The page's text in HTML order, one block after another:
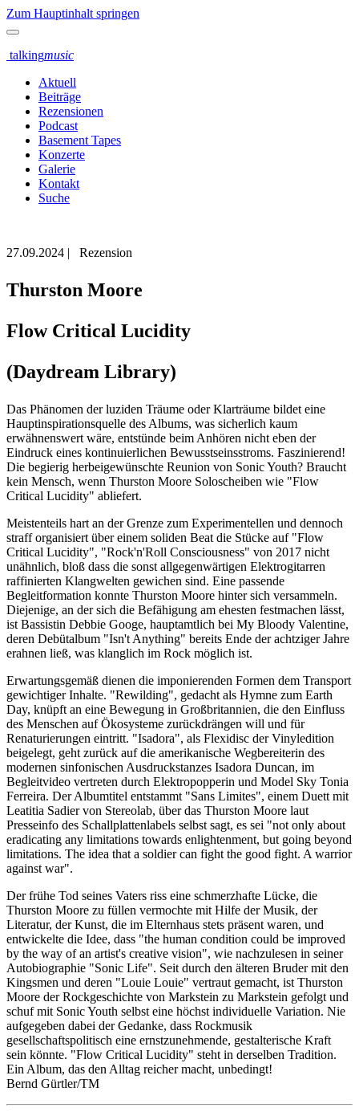
Zum Hauptinhalt springen
talkingmusic
Aktuell
Beiträge
Rezensionen
Podcast
Basement Tapes
Konzerte
Galerie
Kontakt
Suche
27.09.2024 | Rezension
Thurston Moore
Flow Critical Lucidity
(Daydream Library)
Das Phänomen der luziden Träume oder Klarträume bildet eine
Hauptinspirationsquelle des Albums, was sicherlich kaum
erwähnenswert wäre, entstünde beim Anhören nicht eben der
Eindruck eines kontinuierlichen Bewusstseinsstroms. Faszinierend!
Die begierig herbeigewünschte Reunion von Sonic Youth? Braucht
kein Mensch, wenn Thurston Moore Soloscheiben wie "Flow
Critical Lucidity" abliefert.
Meistenteils hart an der Grenze zum Experimentellen und dennoch
straff organisiert über einem soliden Beat die Stücke auf "Flow
Critical Lucidity", "Rock'n'Roll Consciousness" von 2017 nicht
unähnlich, bloß dass die sonst allgegenwärtigen Elektrogitarren
raffinierten Klangwelten gewichen sind. Eine passende
Begleitformation konnte Thurston Moore hinter sich versammeln.
Diejenige, an der sich die Befähigung am ehesten festmachen lässt,
ist Bassistin Debbie Googe, hauptamtlich bei My Bloody Valentine,
deren Debütalbum "Isn't Anything" bereits Ende der achtziger Jahre
erahnen ließ, was klanglich im Rock möglich ist.
Erwartungsgemäß dienen die imponierenden Formen dem Transport
gewichtiger Inhalte. "Rewilding", gedacht als Hymne zum Earth
Day, knüpft an eine Bewegung in Großbritannien, die den Einfluss
des Menschen auf Ökosysteme zurückdrängen will und für
Renaturierungen eintritt. "Isadora", als Flexidisc der Vinyledition
beigelegt, geht zurück auf die amerikanische Wegbereiterin des
modernen sinfonischen Ausdruckstanzes Isadora Duncan, im
Begleitvideo vertreten durch Elektropopperin und Model Sky Tonia
Ferreira. Der Albumtitel entstammt "Sans Limites", einem Duett mit
Leatitia Sadier von Stereolab, über das Thurston Moore laut
Presseinfo des Schallplattenlabels selbst sagt, es sei "not only about
eradicating any limitations towards enlightenment, but going beyond
limitations. The idea that a soldier can fight the good fight. A warrior
against war".
Der frühe Tod seines Vaters riss eine schmerzhafte Lücke, die
Thurston Moore zu füllen vermochte mit Hilfe der Musik, der
Literatur, der Kunst, die im Elternhaus stets präsent waren, und
entwickelte die Idee, dass "the human condition could be improved
by the way of an artist's creative vision", wie nachzulesen in seiner
Autobiographie "Sonic Life". Seit durch den älteren Bruder mit den
Kingsmen und deren "Louie Louie" vertraut gemacht, ist Thurston
Moore der Rockgeschichte von Markstein zu Markstein gefolgt und
schuf mit Sonic Youth selbst eine höchst individuelle Variation. Nie
aufgegeben dabei der Gedanke, dass Rockmusik
gesellschaftspolitisch eine ernstzunehmende, gestalterische Kraft
sein könnte. "Flow Critical Lucidity" steht in derselben Tradition.
Ein Album, das den Alltag reicher macht, unbedingt!
Bernd Gürtler/TM